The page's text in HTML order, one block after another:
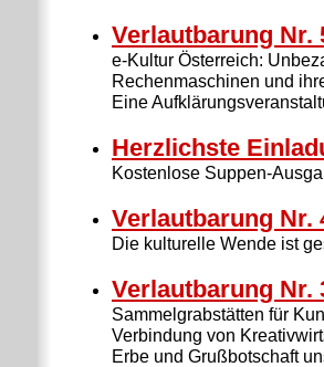
Verlautbarung Nr.
e-Kultur Österreich:
Rechenmaschinen und
Eine
Herzlichste
Kostenlose Suppen-
Verlautbarung Nr.
Die kulturelle Wende ist
Verlautbarung Nr.
Sammelgrabstätten für
Verbindung von
Erbe und Grußbotschaft